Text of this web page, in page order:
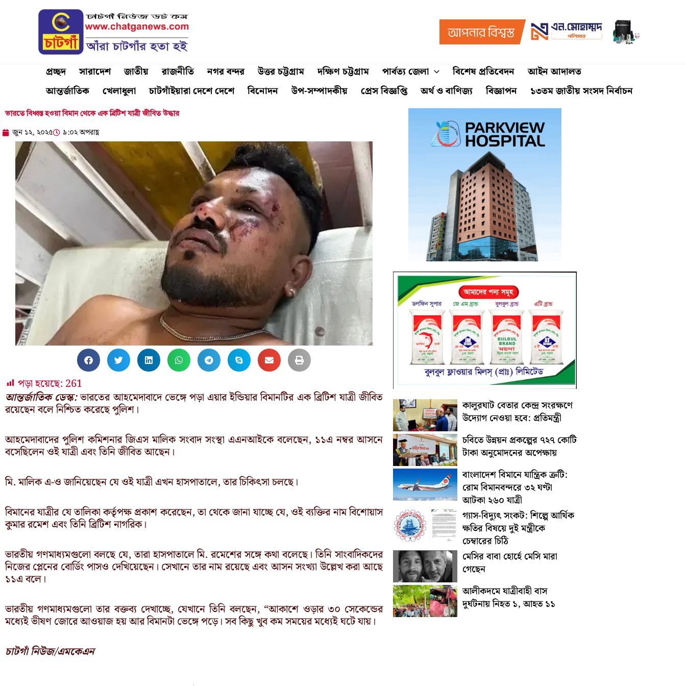
প্রচ্ছদ সারাদেশ জাতীয় রাজনীতি নগর বন্দর উত্তর চট্টগ্রাম দক্ষিণ চট্টগ্রাম পার্বত্য জেলা বিশেষ প্রতিবেদন
আইন আদালত
আন্তর্জাতিক
খেলাধুলা চাটগাঁইয়ারা দেশে দেশে বিনোদন উপ-সম্পাদকীয় প্রেস বিজ্ঞপ্তি অর্থ ও বাণিজ্য বিজ্ঞাপন ১৩তম জাতীয় সংসদ নির্বাচন
ভারতে বিধ্বস্ত হওয়া বিমান থেকে এক ব্রিটিশ যাত্রী জীবিত উদ্ধার
জুন ১২, ২০২৫ ৯:০২ অপরাহ্ণ
পড়া হয়েছে: 261
আন্তর্জাতিক ডেস্ক:ভারতের আহমেদাবাদে ভেঙ্গে পড়া এয়ার ইন্ডিয়ার বিমানটির এক ব্রিটিশ যাত্রী জীবিত
রয়েছেন বলে নিশ্চিত করেছে পুলিশ।
আহমেদাবাদের পুলিশ কমিশনার জিএস মালিক সংবাদ সংস্থা এএনআইকে বলেছেন, ১১এ নম্বর আসনে
বসেছিলেন ওই যাত্রী এবং তিনি জীবিত আছেন।
মি. মালিক এ-ও জানিয়েছেন যে ওই যাত্রী এখন হাসপাতালে, তার চিকিৎসা চলছে।
বিমানের যাত্রীর যে তালিকা কর্তৃপক্ষ প্রকাশ করেছেন, তা থেকে জানা যাচ্ছে যে, ওই ব্যক্তির নাম বিশোয়াস
কুমার রমেশ এবং তিনি ব্রিটিশ নাগরিক।
ভারতীয় গণমাধ্যমগুলো বলছে যে, তারা হাসপাতালে মি. রমেশের সঙ্গে কথা বলেছে। তিনি সাংবাদিকদের
নিজের প্লেনের বোর্ডিং পাসও দেখিয়েছেন। সেখানে তার নাম রয়েছে এবং আসন সংখ্যা উল্লেখ করা আছে
১১এ বলে।
ভারতীয় গণমাধ্যমগুলো তার বক্তব্য দেখাচ্ছে, যেখানে তিনি বলছেন, “আকাশে ওড়ার ৩০ সেকেন্ডের
মধ্যেই ভীষণ জোরে আওয়াজ হয় আর বিমানটা ভেঙ্গে পড়ে। সব কিছু খুব কম সময়ের মধ্যেই ঘটে যায়।
চাটগাঁ নিউজ/এমকেএন
কালুরঘাট বেতার কেন্দ্র সংরক্ষণে
উদ্যোগ নেওয়া হবে: প্রতিমন্ত্রী
চবিতে উন্নয়ন প্রকল্পের ৭২৭ কোটি
টাকা অনুমোদনের অপেক্ষায়
বাংলাদেশ বিমানে যান্ত্রিক ত্রুটি:
রোম বিমানবন্দরে ৩২ ঘণ্টা
আটকা ২৬০ যাত্রী
গ্যাস-বিদ্যুৎ সংকট: শিল্পে আর্থিক
ক্ষতির বিষয়ে দুই মন্ত্রীকে
চেম্বারের চিঠি
মেসির বাবা হোর্হে মেসি মারা
গেছেন
আলীকদমে যাত্রীবাহী বাস
দুর্ঘটনায় নিহত ১, আহত ১১